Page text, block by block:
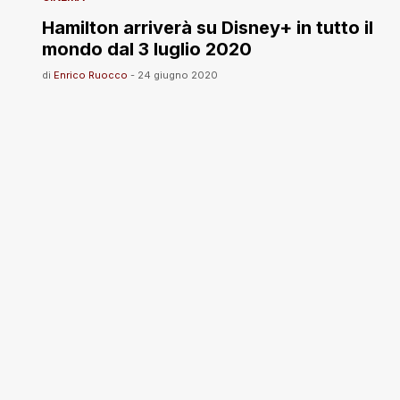
Hamilton arriverà su Disney+ in tutto il
mondo dal 3 luglio 2020
di Enrico Ruocco - 24 giugno 2020